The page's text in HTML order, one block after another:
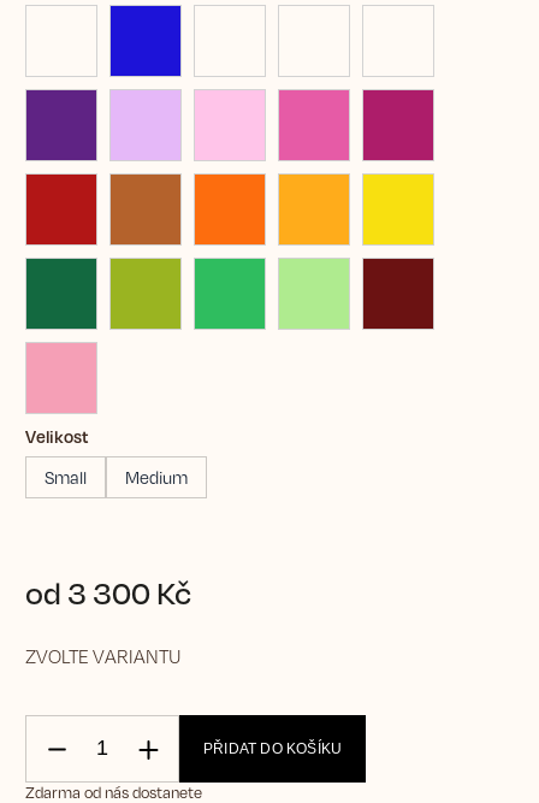
Velikost
Small
Medium
od 3 300 Kč
ZVOLTE VARIANTU
PŘIDAT DO KOŠÍKU
Zdarma od nás dostanete